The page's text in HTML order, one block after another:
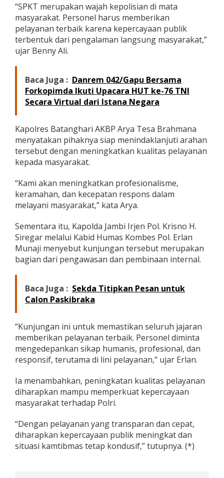
K
e
s
i
a
p
P
e
r
s
n
e
l
“SPKT merupakan wajah kepolisian di mata
masyarakat. Personel harus memberikan
pelayanan terbaik karena kepercayaan publik
terbentuk dari pengalaman langsung masyarakat,”
ujar Benny Ali.
Baca Juga : Danrem 042/Gapu Bersama
Forkopimda Ikuti Upacara HUT ke-76 TNI
Secara Virtual dari Istana Negara
Kapolres Batanghari AKBP Arya Tesa Brahmana
menyatakan pihaknya siap menindaklanjuti arahan
tersebut dengan meningkatkan kualitas pelayanan
kepada masyarakat.
“Kami akan meningkatkan profesionalisme,
keramahan, dan kecepatan respons dalam
melayani masyarakat,” kata Arya.
Sementara itu, Kapolda Jambi Irjen Pol. Krisno H.
Siregar melalui Kabid Humas Kombes Pol. Erlan
Munaji menyebut kunjungan tersebut merupakan
bagian dari pengawasan dan pembinaan internal.
Baca Juga : Sekda Titipkan Pesan untuk
Calon Paskibraka
“Kunjungan ini untuk memastikan seluruh jajaran
memberikan pelayanan terbaik. Personel diminta
mengedepankan sikap humanis, profesional, dan
responsif, terutama di lini pelayanan,” ujar Erlan.
Ia menambahkan, peningkatan kualitas pelayanan
diharapkan mampu memperkuat kepercayaan
masyarakat terhadap Polri.
“Dengan pelayanan yang transparan dan cepat,
diharapkan kepercayaan publik meningkat dan
situasi kamtibmas tetap kondusif,” tutupnya. (*)